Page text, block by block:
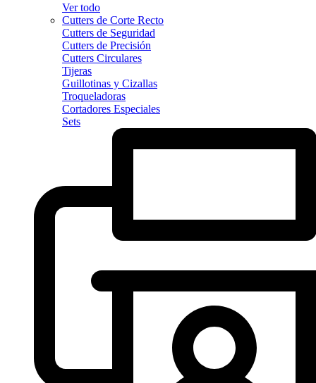
Ver todo
Cutters de Corte Recto
Cutters de Seguridad
Cutters de Precisión
Cutters Circulares
Tijeras
Guillotinas y Cizallas
Troqueladoras
Cortadores Especiales
Sets